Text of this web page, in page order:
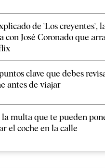
de 'Los creyentes',
con José Coronado que
clave que debes
antes de viajar
la multa que te pueden
el coche en la calle